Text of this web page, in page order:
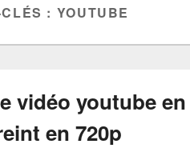
: YOUTUBE
vidéo youtube en
en 720p